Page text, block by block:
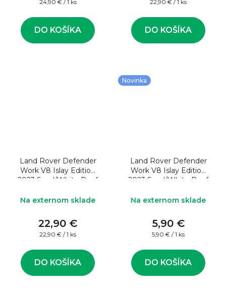
Jednotková
24,90 € / 1 ks
DO KOŠÍKA
Jednotková
22,90 € / 1 ks
DO KOŠÍKA
Land Rover Defender
Work V8 Islay Edition
2023 Sand/White Roof
Na externom sklade
22,90 €
Jednotková
22,90 € / 1 ks
DO KOŠÍKA
Novinka
Land Rover Defender
Work V8 Islay Edition
2023 Sand/White Roof
Na externom sklade
5,90 €
Jednotková
5,90 € / 1 ks
DO KOŠÍKA